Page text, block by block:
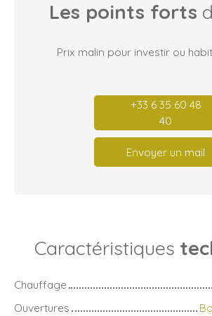
Les points forts
Prix malin pour investir ou
+33 6 35 60 48
40
Envoyer un mail
Caractéristiques
Chauffage
Ouvertures